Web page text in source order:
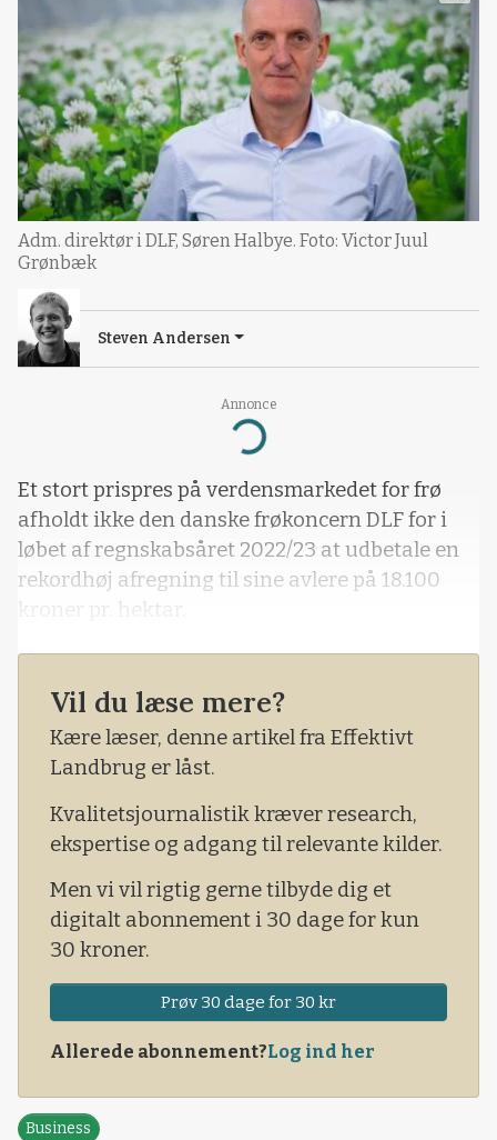
Annonce
Loading...
Adm. direktør i DLF, Søren Halbye. Foto: Victor Juul
Grønbæk
Steven Andersen
Et stort prispres på verdensmarkedet for frø
afholdt ikke den danske frøkoncern DLF for i
løbet af regnskabsåret 2022/23 at udbetale en
rekordhøj afregning til sine avlere på 18.100
kroner pr. hektar.
Men nu er de kronede dage så småt ved at være
forbi. Det fortalte selskabets topchef, Søren
Halbye, til DLF’s generalforsamling.
Vil du læse mere?
Kære læser, denne artikel fra Effektivt
Landbrug er låst.
Kvalitetsjournalistik kræver research,
ekspertise og adgang til relevante kilder.
Men vi vil rigtig gerne tilbyde dig et
digitalt abonnement i 30 dage for kun
30 kroner.
Prøv 30 dage for 30 kr
Allerede abonnement?Log ind her
Business